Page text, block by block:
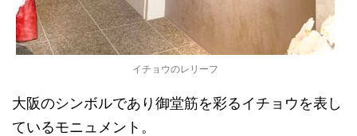
イチョウのレリーフ
大阪のシンボルであり御堂筋を彩るイチョウを表し
ているモニュメント。